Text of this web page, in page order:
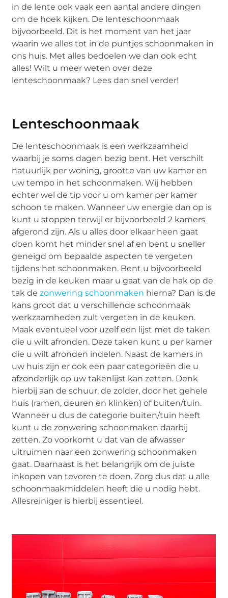
in de lente ook vaak een aantal andere dingen
om de hoek kijken. De lenteschoonmaak
bijvoorbeeld. Dit is het moment van het jaar
waarin we alles tot in de puntjes schoonmaken in
ons huis. Met alles bedoelen we dan ook echt
alles! Wilt u meer weten over deze
lenteschoonmaak? Lees dan snel verder!
Lenteschoonmaak
De lenteschoonmaak is een werkzaamheid
waarbij je soms dagen bezig bent. Het verschilt
natuurlijk per woning, grootte van uw kamer en
uw tempo in het schoonmaken. Wij hebben
echter wel de tip voor u om kamer per kamer
schoon te maken. Wanneer uw energie dan op is
kunt u stoppen terwijl er bijvoorbeeld 2 kamers
afgerond zijn. Als u alles door elkaar heen gaat
doen komt het minder snel af en bent u sneller
geneigd om bepaalde aspecten te vergeten
tijdens het schoonmaken. Bent u bijvoorbeeld
bezig in de keuken maar u gaat van de hak op de
tak dezonwering schoonmaken hierna? Dan is de
kans groot dat u verschillende schoonmaak
werkzaamheden zult vergeten in de keuken.
Maak eventueel voor uzelf een lijst met de taken
die u wilt afronden. Deze taken kunt u per kamer
die u wilt afronden indelen. Naast de kamers in
uw huis zijn er ook een paar categorieën die u
afzonderlijk op uw takenlijst kan zetten. Denk
hierbij aan de schuur, de zolder, door het gehele
huis (ramen, deuren en klinken) of buiten/tuin.
Wanneer u dus de categorie buiten/tuin heeft
kunt u de zonwering schoonmaken daarbij
zetten. Zo voorkomt u dat van de afwasser
uitruimen naar een zonwering schoonmaken
gaat. Daarnaast is het belangrijk om de juiste
inkopen van tevoren te doen. Zorg dus dat u alle
schoonmaakmiddelen heeft die u nodig hebt.
Allesreiniger is hierbij essentieel.